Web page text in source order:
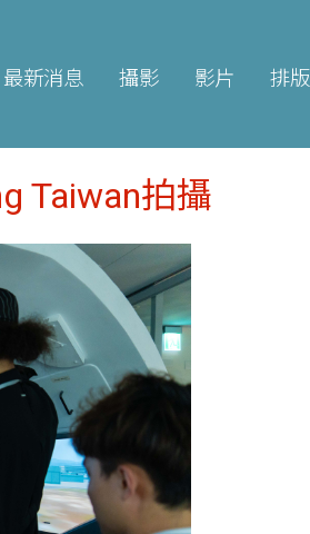
最新消息 攝影 影片 排版
Taiwan拍攝